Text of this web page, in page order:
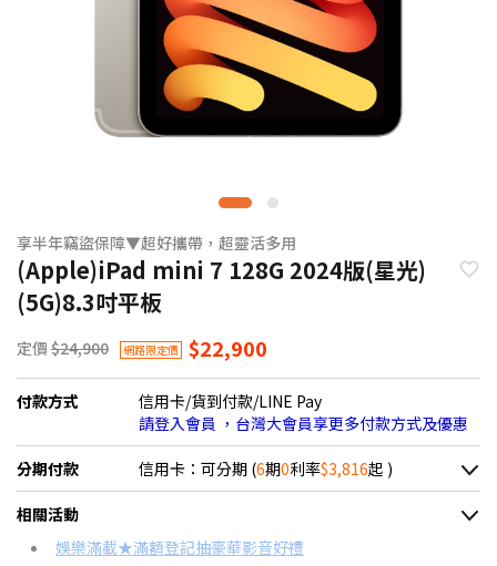
享半年竊盜保障▼超好攜帶，超靈活多用
(Apple)iPad mini 7 128G 2024版(星光)
(5G)8.3吋平板
定價 $24,900 網路限定價 $22,900
付款方式
信用卡/貨到付款/LINE Pay
請登入會員 ，台灣大會員享更多付款方式及優惠
分期付款 信用卡：可分期 (6期0利率$3,816起 )
＊實際可分期數、適用利率，請以購物車顯示為主
信用卡分期
相關活動
娛樂滿載★滿額登記抽豪華影音好禮